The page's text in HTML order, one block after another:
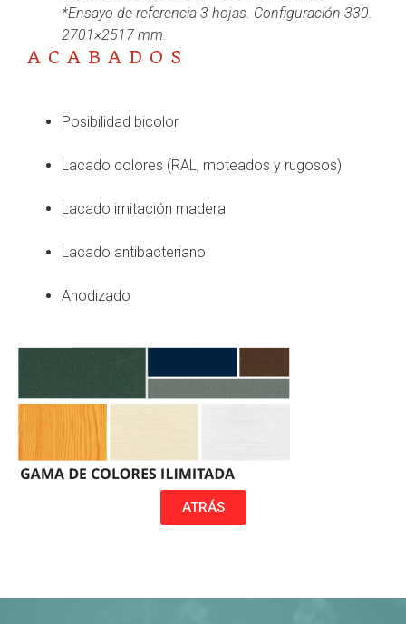
*Ensayo de referencia 3 hojas. Configuración 330.
2701×2517 mm.
ACABADOS
Posibilidad bicolor
Lacado colores (RAL, moteados y rugosos)
Lacado imitación madera
Lacado antibacteriano
Anodizado
ATRÁS